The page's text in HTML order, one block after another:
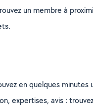
un membre à
en quelques
expertises, avis :